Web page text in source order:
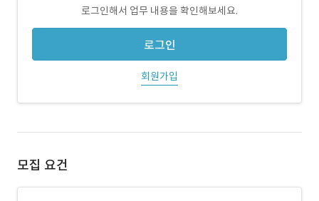
로그인해서 업무 내용을 확인해보세요.
로그인
회원가입
모집 요건